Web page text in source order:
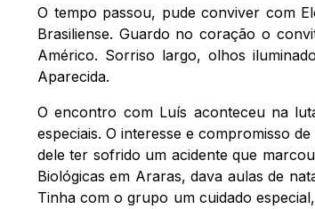
O tempo passou, pude conviver com
Brasiliense. Guardo no coração o
Américo. Sorriso largo, olhos
Aparecida.
O encontro com Luís aconteceu na
especiais. O interesse e compromisso
dele ter sofrido um acidente que
Biológicas em Araras, dava aulas de
Tinha com o grupo um cuidado